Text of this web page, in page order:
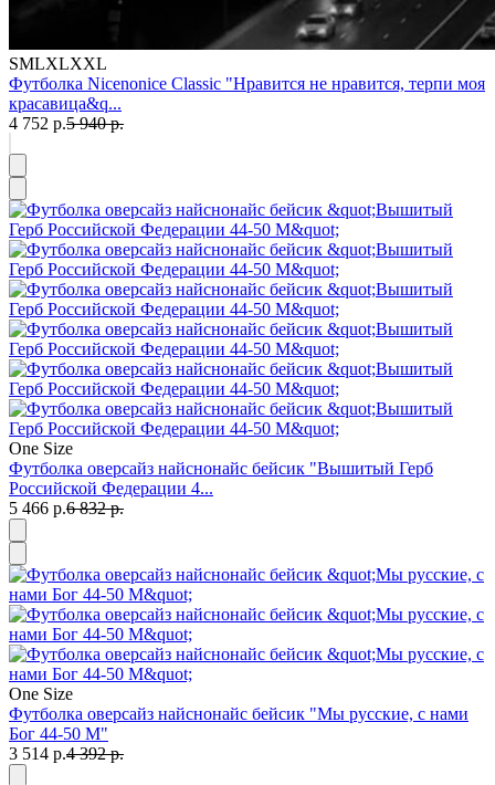
SMLXLXXL
Футболка Nicenonice Classic "Нравится не нравится, терпи моя
красавица&q...
4 752 р.5 940 р.
One Size
Футболка оверсайз найснонайс бейсик "Вышитый Герб
Российской Федерации 4...
5 466 р.6 832 р.
One Size
Футболка оверсайз найснонайс бейсик "Мы русские, с нами
Бог 44-50 М"
3 514 р.4 392 р.